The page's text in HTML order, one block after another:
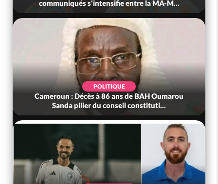
communiqués s'intensifie entre la MA-M...
POLITIQUE
Cameroun : Décès à 86 ans de BAH Oumarou
Sanda pilier du conseil constituti...